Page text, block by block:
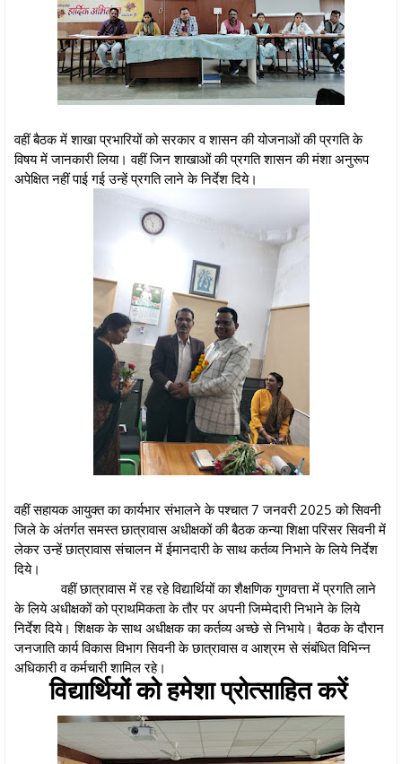
वहीं बैठक में शाखा प्रभारियों को सरकार व शासन की योजनाओं की प्रगति के
विषय में जानकारी लिया। वहीं जिन शाखाओं की प्रगति शासन की मंशा अनुरूप
अपेक्षित नहीं पाई गई उन्हें प्रगति लाने के निर्देश दिये।
वहीं सहायक आयुक्त का कार्यभार संभालने के पश्चात 7 जनवरी 2025 को सिवनी
जिले के अंतर्गत समस्त छात्रावास अधीक्षकों की बैठक कन्या शिक्षा परिसर सिवनी में
लेकर उन्हें छात्रावास संचालन में ईमानदारी के साथ कर्तव्य निभाने के लिये निर्देश
दिये।
वहीं छात्रावास में रह रहे विद्यार्थियों का शैक्षणिक गुणवत्ता में प्रगति लाने
के लिये अधीक्षकों को प्राथमिकता के तौर पर अपनी जिम्मेदारी निभाने के लिये
निर्देश दिये। शिक्षक के साथ अधीक्षक का कर्तव्य अच्छे से निभाये। बैठक के दौरान
जनजाति कार्य विकास विभाग सिवनी के छात्रावास व आश्रम से संबंधित विभिन्न
अधिकारी व कर्मचारी शामिल रहे।
विद्यार्थियों को हमेशा प्रोत्साहित करें